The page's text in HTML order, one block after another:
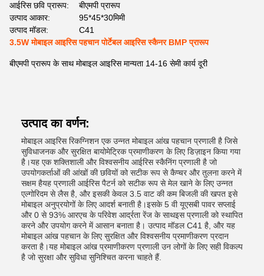
आईरिस छवि प्रारूप:
बीएमपी प्रारूप
उत्पाद आकार:
95*45*30मिमी
उत्पाद मॉडल:
C41
3.5W मोबाइल आइरिस पहचान पोर्टेबल आइरिस स्कैनर BMP प्रारूप
बीएमपी प्रारूप के साथ मोबाइल आइरिस मान्यता 14-16 सेमी कार्य दूरी
उत्पाद का वर्णन:
मोबाइल आइरिस रिकग्निशन एक उन्नत मोबाइल आंख पहचान प्रणाली है जिसे
सुविधाजनक और सुरक्षित बायोमेट्रिक प्रमाणीकरण के लिए डिज़ाइन किया गया
है।यह एक शक्तिशाली और विश्वसनीय आईरिस स्कैनिंग प्रणाली है जो
उपयोगकर्ताओं की आंखों की छवियों को सटीक रूप से कैप्चर और तुलना करने में
सक्षम हैयह प्रणाली आईरिस पैटर्न को सटीक रूप से मेल खाने के लिए उन्नत
एल्गोरिदम से लैस है, और इसकी केवल 3.5 वाट की कम बिजली की खपत इसे
मोबाइल अनुप्रयोगों के लिए आदर्श बनाती है।इसके 5 वी यूएसबी पावर सप्लाई
और 0 से 93% आरएच के परिवेश आर्द्रता रेंज के साथइस प्रणाली को स्थापित
करने और उपयोग करने में आसान बनाता है। उत्पाद मॉडल C41 है, और यह
मोबाइल आंख पहचान के लिए सुरक्षित और विश्वसनीय प्रमाणीकरण प्रदान
करता है।यह मोबाइल आंख प्रमाणीकरण प्रणाली उन लोगों के लिए सही विकल्प
है जो सुरक्षा और सुविधा सुनिश्चित करना चाहते हैं.